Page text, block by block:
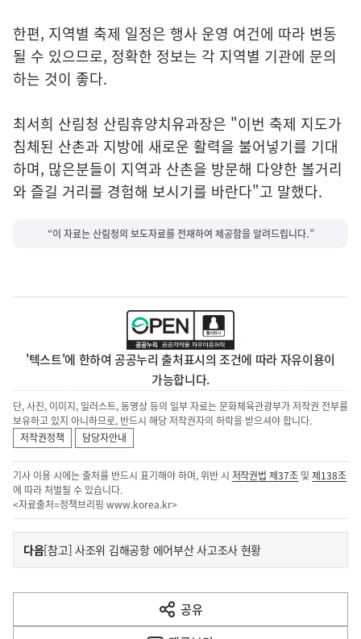
한편, 지역별 축제 일정은 행사 운영 여건에 따라 변동
될 수 있으므로, 정확한 정보는 각 지역별 기관에 문의
하는 것이 좋다.
최서희 산림청 산림휴양치유과장은 "이번 축제 지도가
침체된 산촌과 지방에 새로운 활력을 불어넣기를 기대
하며, 많은분들이 지역과 산촌을 방문해 다양한 볼거리
와 즐길 거리를 경험해 보시기를 바란다"고 말했다.
“이 자료는 산림청의 보도자료를 전재하여 제공함을 알려드립니다.”
'텍스트'에 한하여 공공누리 출처표시의 조건에 따라 자유이용이
가능합니다.
단, 사진, 이미지, 일러스트, 동영상 등의 일부 자료는 문화체육관광부가 저작권 전부를
보유하고 있지 아니하므로, 반드시 해당 저작권자의 허락을 받으셔야 합니다.
저작권정책
담당자안내
기사 이용 시에는 출처를 반드시 표기해야 하며, 위반 시 저작권법 제37조 및제138조
에 따라 처벌될 수 있습니다.
<자료출처=정책브리핑 www.korea.kr>
이
전
다
음
다음기
사
[참고] 사조위 김해공항 에어부산 사고조사 현황
공유
열
기